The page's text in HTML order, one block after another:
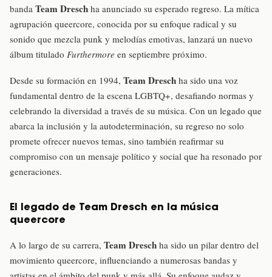
banda Team Dresch ha anunciado su esperado regreso. La mítica
agrupación queercore, conocida por su enfoque radical y su
sonido que mezcla punk y melodías emotivas, lanzará un nuevo
álbum titulado Furthermore en septiembre próximo.
Desde su formación en 1994, Team Dresch ha sido una voz
fundamental dentro de la escena LGBTQ+, desafiando normas y
celebrando la diversidad a través de su música. Con un legado que
abarca la inclusión y la autodeterminación, su regreso no solo
promete ofrecer nuevos temas, sino también reafirmar su
compromiso con un mensaje político y social que ha resonado por
generaciones.
El legado de Team Dresch en la música
queercore
A lo largo de su carrera, Team Dresch ha sido un pilar dentro del
movimiento queercore, influenciando a numerosas bandas y